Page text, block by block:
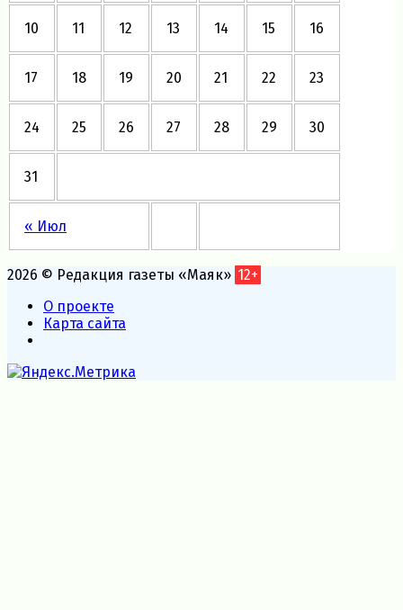
« Июл
10 11 12 13 14 15 16
17 18 19 20 21 22 23
24 25 26 27 28 29 30
31
2026 © Редакция газеты «Маяк» 12+
О проекте
Карта сайта